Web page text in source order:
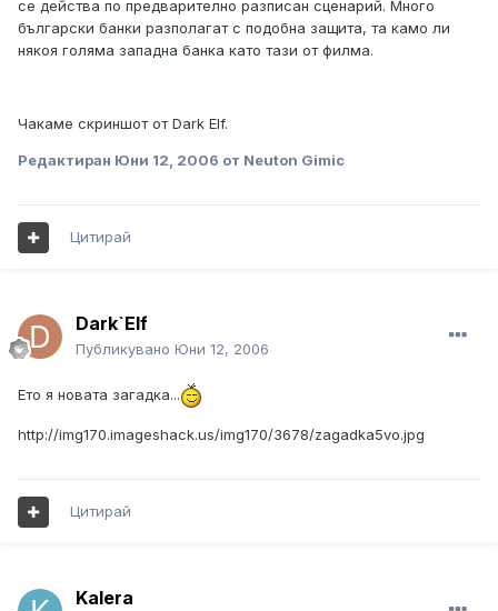
се действа по предварително разписан сценарий. Много
български банки разполагат с подобна защита, та камо ли
някоя голяма западна банка като тази от филма.
Чакаме скриншот от Dark Elf.
Редактиран Юни 12, 2006 от Neuton Gimic
Цитирай
Dark`Elf
Публикувано Юни 12, 2006
Ето я новата загадка...
http://img170.imageshack.us/img170/3678/zagadka5vo.jpg
Цитирай
Kalera